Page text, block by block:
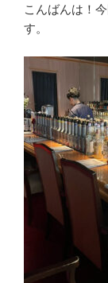
こんばんは！
す。